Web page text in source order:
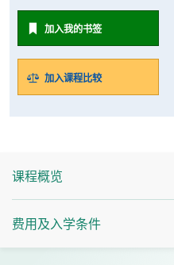
加入我的书签
加入课程比较
课程概览
费用及入学条件